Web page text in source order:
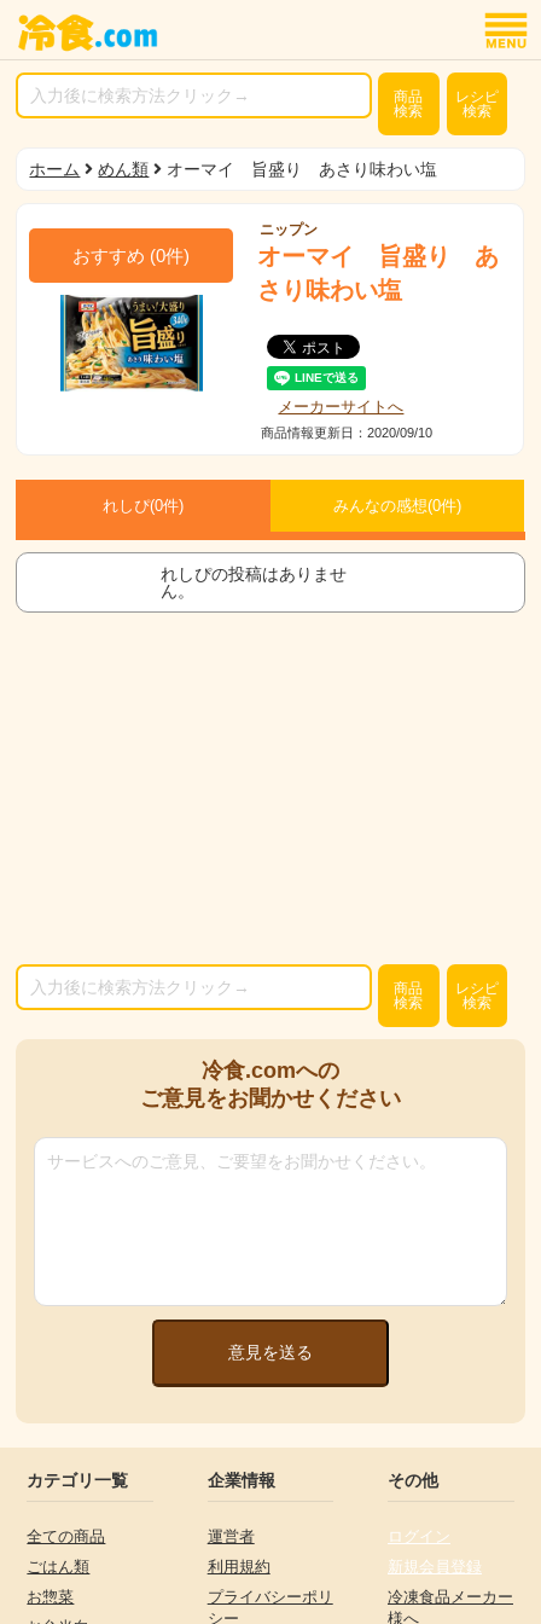
商品
検索
レシピ
検索
ホーム めん類 オーマイ 旨盛り あさり味わい塩
おすすめ (0件)
ニップン
オーマイ 旨盛り あ
さり味わい塩
メーカーサイトへ
商品情報更新日：2020/09/10
れしぴ(0件) みんなの感想(0件)
れしぴの投稿はありませ
ん。
商品
検索
レシピ
検索
冷食.comへの
ご意見をお聞かせください
意見を送る
カテゴリ一覧
全ての商品
ごはん類
お惣菜
企業情報
運営者
利用規約
プライバシーポリ
シー
その他
ログイン
新規会員登録
冷凍食品メーカー
様へ